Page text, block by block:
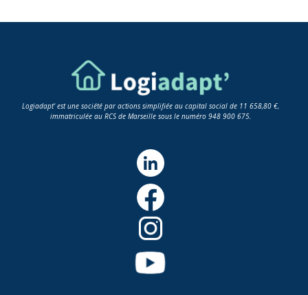
Logiadapt' est une société par actions simplifiée au capital social de 11 658,80 €,
immatriculée au RCS de Marseille sous le numéro 948 900 675.